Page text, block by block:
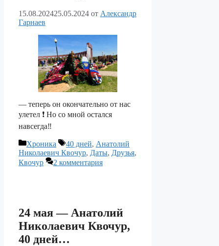
15.08.202425.05.2024 от Александр
Гарнаев
— теперь он окончательно от нас
улетел ❗️ Но со мной остался
навсегда‼️
Рубрики
Хроника Метки
40 дней, Анатолий
Николаевич Квочур, Даты, Друзья,
Квочур
2 комментария
24 мая — Анатолий
Николаевич Квочур,
40 дней…